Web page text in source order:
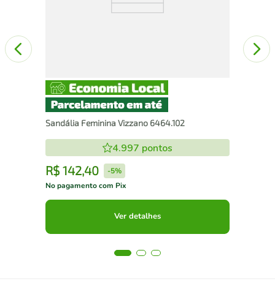
Sandália Feminina Vizzano 6464.102
4.997 pontos
R$ 142,40 -5%
No pagamento com Pix
Ver detalhes